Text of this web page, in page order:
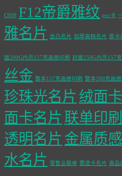
C009 F12帝爵雅纹 pvc卡
雅名片 击凸名片 加厚高档名片 厚卡
面200G内页157克画册印刷 封面250G内页157
丝金 整本157克画册印刷 整本200克画册
珍珠光名片 绒面
面卡名片 联单印刷
透明名片 金属质感
水名片 零售业联单 雾透卡名片 高品